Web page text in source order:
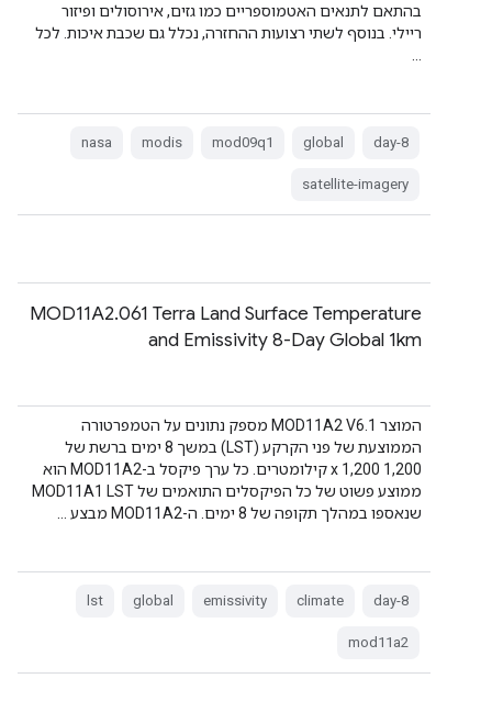
בהתאם לתנאים האטמוספריים כמו גזים, אירוסולים ופיזור
ריילי. בנוסף לשתי רצועות ההחזרה, נכלל גם שכבת איכות. לכל
8-day
global
mod09q1
modis
nasa
satellite-imagery
‫MOD11A2.061 Terra Land Surface Temperature
and Emissivity 8-Day Global 1km
המוצר MOD11A2 V6.1 מספק נתונים על הטמפרטורה
הממוצעת של פני הקרקע (LST) במשך 8 ימים ברשת של
1,200 x 1,200 קילומטרים. כל ערך פיקסל ב-MOD11A2 הוא
ממוצע פשוט של כל הפיקסלים התואמים של MOD11A1 LST
שנאספו במהלך תקופה של 8 ימים. ה-MOD11A2 מבצע …
8-day
climate
emissivity
global
lst
mod11a2